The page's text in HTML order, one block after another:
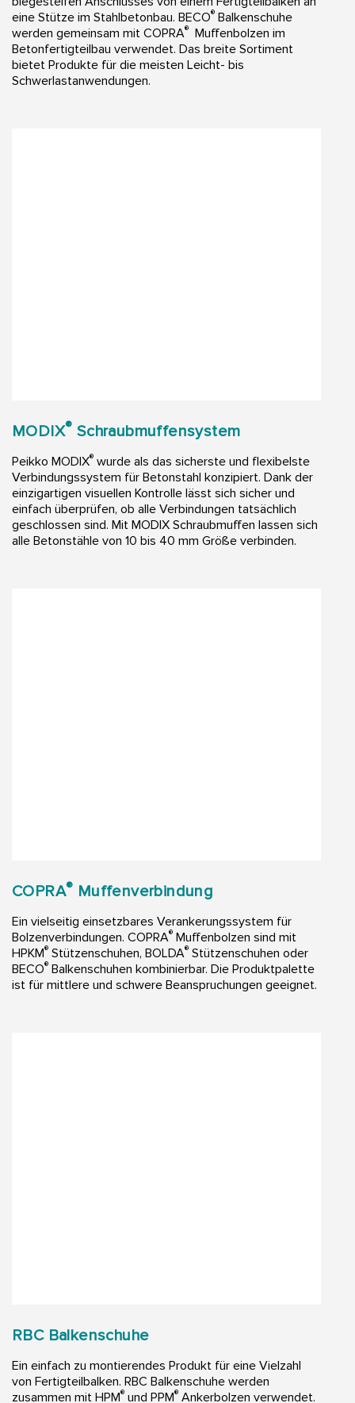
eine Stütze im Stahlbetonbau. BECO® Balkenschuhe
werden gemeinsam mit COPRA® Muffenbolzen im
Betonfertigteilbau verwendet. Das breite Sortiment
bietet Produkte für die meisten Leicht- bis
Schwerlastanwendungen.
MODIX® Schraubmuffensystem
Peikko MODIX® wurde als das sicherste und flexibelste
Verbindungssystem für Betonstahl konzipiert. Dank der
einzigartigen visuellen Kontrolle lässt sich sicher und
einfach überprüfen, ob alle Verbindungen tatsächlich
geschlossen sind. Mit MODIX Schraubmuffen lassen sich
alle Betonstähle von 10 bis 40 mm Größe verbinden.
COPRA® Muffenverbindung
Ein vielseitig einsetzbares Verankerungssystem für
Bolzenverbindungen. COPRA® Muffenbolzen sind mit
HPKM® Stützenschuhen, BOLDA® Stützenschuhen oder
BECO® Balkenschuhen kombinierbar. Die Produktpalette
ist für mittlere und schwere Beanspruchungen geeignet.
RBC Balkenschuhe
Ein einfach zu montierendes Produkt für eine Vielzahl
von Fertigteilbalken. RBC Balkenschuhe werden
zusammen mit HPM® und PPM® Ankerbolzen verwendet.